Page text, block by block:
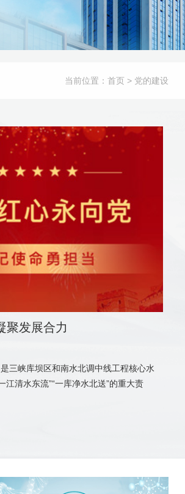
当前位置：首页 > 党的建设
聚发展合力
三峡库坝区和南水北调中线工程核心水
江清水东流”“一库净水北送”的重大责
门协作机制，以高质量机关党建赋能高